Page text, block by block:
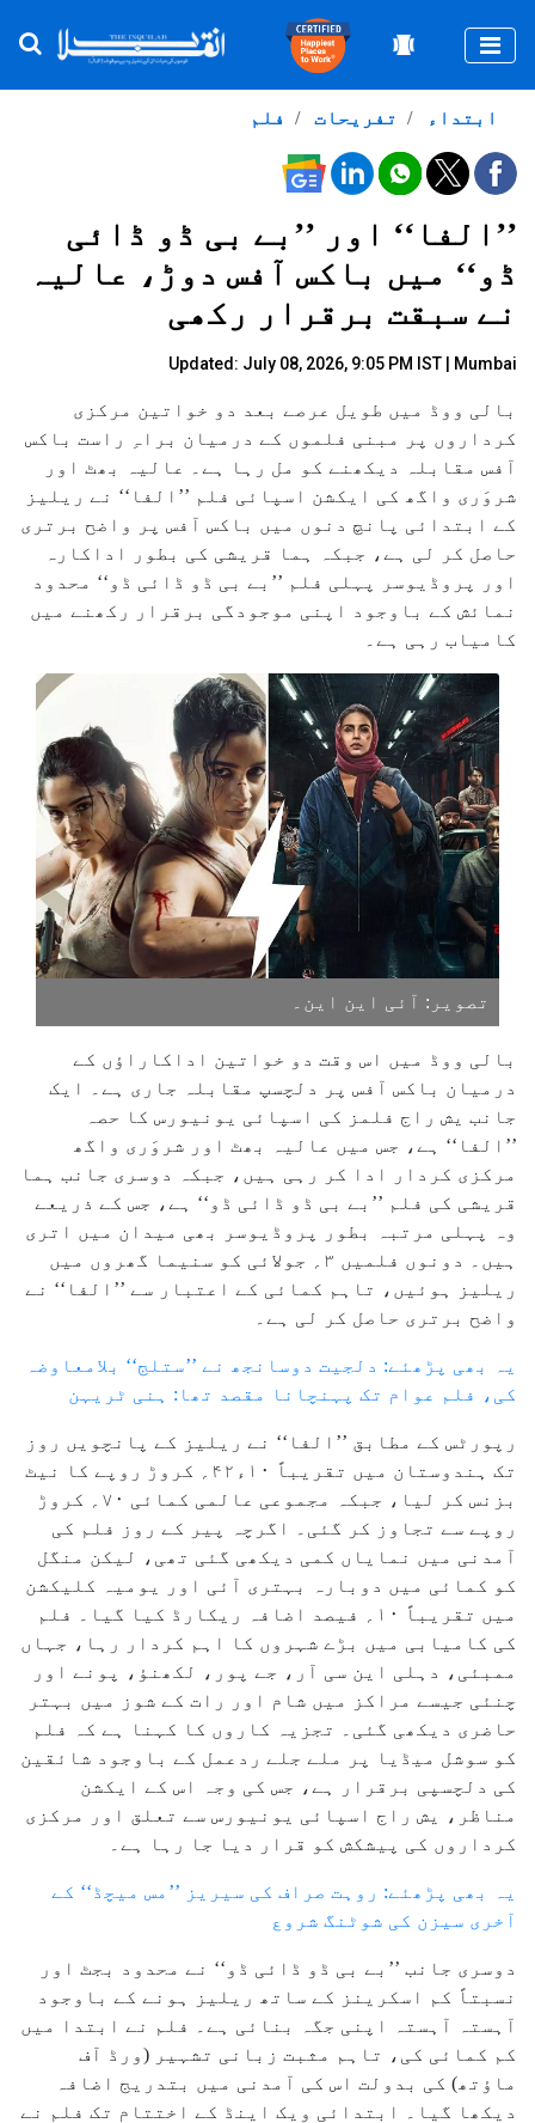
فلم تفریحات ابتداء
’’الفا‘‘ اور ’’بے بی ڈو ڈائی
ڈو‘‘ میں باکس آفس دوڑ، عالیہ
نے سبقت برقرار رکھی
Updated: July 08, 2026, 9:05 PM IST | Mumbai
بالی ووڈ میں طویل عرصے بعد دو خواتین مرکزی
کرداروں پر مبنی فلموں کے درمیان براہِ راست باکس
آفس مقابلہ دیکھنے کو مل رہا ہے۔ عالیہ بھٹ اور
شروَری واگھ کی ایکشن اسپائی فلم ’’الفا‘‘ نے ریلیز
کے ابتدائی پانچ دنوں میں باکس آفس پر واضح برتری
حاصل کر لی ہے، جبکہ ہما قریشی کی بطور اداکارہ
اور پروڈیوسر پہلی فلم ’’بے بی ڈو ڈائی ڈو‘‘ محدود
نمائش کے باوجود اپنی موجودگی برقرار رکھنے میں
کامیاب رہی ہے۔
تصویر: آئی این این۔
بالی ووڈ میں اس وقت دو خواتین اداکاراؤں کے
درمیان باکس آفس پر دلچسپ مقابلہ جاری ہے۔ ایک
جانب یش راج فلمز کی اسپائی یونیورس کا حصہ
’’الفا‘‘ ہے، جس میں عالیہ بھٹ اور شروَری واگھ
مرکزی کردار ادا کر رہی ہیں، جبکہ دوسری جانب ہما
قریشی کی فلم ’’بے بی ڈو ڈائی ڈو‘‘ ہے، جس کے ذریعے
وہ پہلی مرتبہ بطور پروڈیوسر بھی میدان میں اتری
ہیں۔ دونوں فلمیں ۳؍ جولائی کو سنیما گھروں میں
ریلیز ہوئیں، تاہم کمائی کے اعتبار سے ’’الفا‘‘ نے
واضح برتری حاصل کر لی ہے۔
یہ بھی پڑھئے: دلجیت دوسانجھ نے ’’ستلج‘‘ بلامعاوضہ
کی، فلم عوام تک پہنچانا مقصد تھا: ہنی ٹریہن
رپورٹس کے مطابق ’’الفا‘‘ نے ریلیز کے پانچویں روز
تک ہندوستان میں تقریباً ۱۰ء۴۲؍ کروڑ روپے کا نیٹ
بزنس کر لیا، جبکہ مجموعی عالمی کمائی ۷۰؍ کروڑ
روپے سے تجاوز کر گئی۔ اگرچہ پیر کے روز فلم کی
آمدنی میں نمایاں کمی دیکھی گئی تھی، لیکن منگل
کو کمائی میں دوبارہ بہتری آئی اور یومیہ کلیکشن
میں تقریباً ۱۰؍ فیصد اضافہ ریکارڈ کیا گیا۔ فلم
کی کامیابی میں بڑے شہروں کا اہم کردار رہا، جہاں
ممبئی، دہلی این سی آر، جے پور، لکھنؤ، پونے اور
چنئی جیسے مراکز میں شام اور رات کے شوز میں بہتر
حاضری دیکھی گئی۔ تجزیہ کاروں کا کہنا ہے کہ فلم
کو سوشل میڈیا پر ملے جلے ردعمل کے باوجود شائقین
کی دلچسپی برقرار ہے، جس کی وجہ اس کے ایکشن
مناظر، یش راج اسپائی یونیورس سے تعلق اور مرکزی
کرداروں کی پیشکش کو قرار دیا جا رہا ہے۔
یہ بھی پڑھئے: روہت صراف کی سیریز ’’مس میچڈ‘‘ کے
آخری سیزن کی شوٹنگ شروع
دوسری جانب ’’بے بی ڈو ڈائی ڈو‘‘ نے محدود بجٹ اور
نسبتاً کم اسکرینز کے ساتھ ریلیز ہونے کے باوجود
آہستہ آہستہ اپنی جگہ بنائی ہے۔ فلم نے ابتدا میں
کم کمائی کی، تاہم مثبت زبانی تشہیر (ورڈ آف
ماؤتھ) کی بدولت اس کی آمدنی میں بتدریج اضافہ
دیکھا گیا۔ ابتدائی ویک اینڈ کے اختتام تک فلم نے